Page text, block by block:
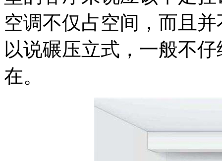
空调不仅占空间，而且
以说碾压立式，一般不
在。